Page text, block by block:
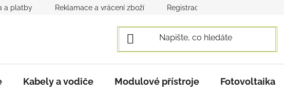
a platby Reklamace a vrácení zboží Registrace a přihlášení
Kabely a vodiče Modulové přístroje Fotovoltaika